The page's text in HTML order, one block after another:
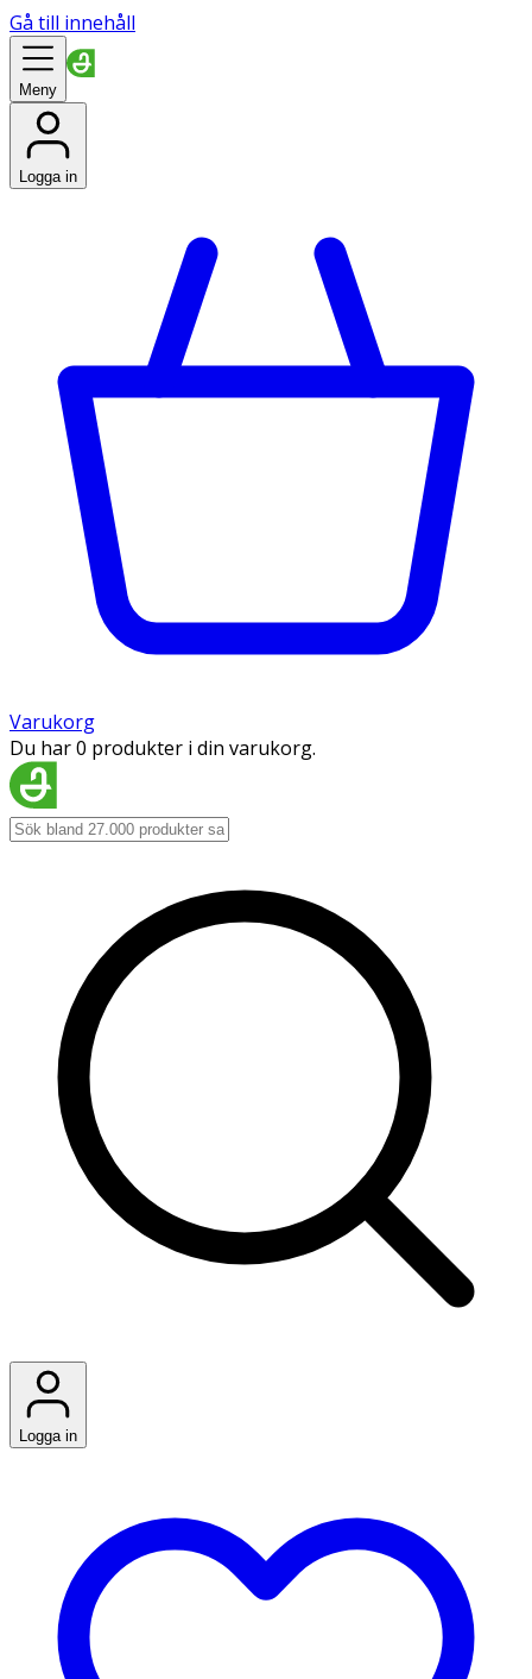
Gå till innehåll
Meny
Logga in
Varukorg
Du har 0 produkter i din varukorg.
Logga in